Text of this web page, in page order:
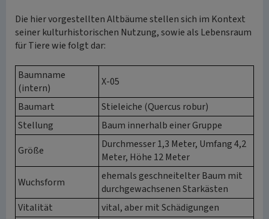
Die hier vorgestellten Altbäume stellen sich im Kontext
seiner kulturhistorischen Nutzung, sowie als Lebensraum
für Tiere wie folgt dar:
Baumname
(intern)
X-05
Baumart
Stieleiche (Quercus robur)
Stellung
Baum innerhalb einer Gruppe
Größe
Durchmesser 1,3 Meter, Umfang 4,2
Meter, Höhe 12 Meter
Wuchsform
ehemals geschneitelter Baum mit
durchgewachsenen Starkästen
Vitalität
vital, aber mit Schädigungen